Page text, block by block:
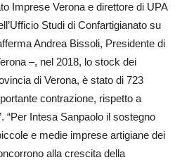
Imprese Verona e direttore di UPA
Studi di Confartigianato su
Andrea Bissoli, Presidente di
–, nel 2018, lo stock dei
di Verona, è stato di 723
contrazione, ri­spetto a
“Per Intesa Sanpaolo il sostegno
e medie imprese artigiane dei
alla crescita della